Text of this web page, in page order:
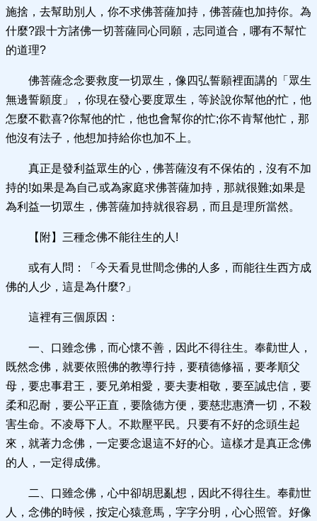
施捨，去幫助別人，你不求佛菩薩加持，佛菩薩也加持你。為
什麼?跟十方諸佛一切菩薩同心同願，志同道合，哪有不幫忙
的道理?
佛菩薩念念要救度一切眾生，像四弘誓願裡面講的「眾生
無邊誓願度」，你現在發心要度眾生，等於說你幫他的忙，他
怎麼不歡喜?你幫他的忙，他也會幫你的忙;你不肯幫他忙，那
他沒有法子，他想加持給你也加不上。
真正是發利益眾生的心，佛菩薩沒有不保佑的，沒有不加
持的!如果是為自己或為家庭求佛菩薩加持，那就很難;如果是
為利益一切眾生，佛菩薩加持就很容易，而且是理所當然。
【附】三種念佛不能往生的人!
或有人問：「今天看見世間念佛的人多，而能往生西方成
佛的人少，這是為什麼?」
這裡有三個原因：
一、口雖念佛，而心懷不善，因此不得往生。奉勸世人，
既然念佛，就要依照佛的教導行持，要積德修福，要孝順父
母，要忠事君王，要兄弟相愛，要夫妻相敬，要至誠忠信，要
柔和忍耐，要公平正直，要陰德方便，要慈悲惠濟一切，不殺
害生命。不凌辱下人。不欺壓平民。只要有不好的念頭生起
來，就著力念佛，一定要念退這不好的心。這樣才是真正念佛
的人，一定得成佛。
二、口雖念佛，心中卻胡思亂想，因此不得往生。奉勸世
人，念佛的時候，按定心猿意馬，字字分明，心心照管。好像